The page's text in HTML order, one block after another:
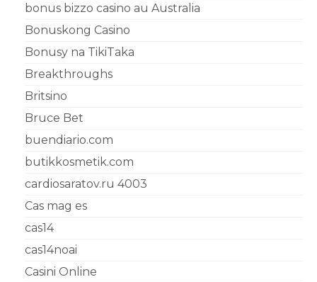
bonus bizzo casino au Australia
Bonuskong Casino
Bonusy na TikiTaka
Breakthroughs
Britsino
Bruce Bet
buendiario.com
butikkosmetik.com
cardiosaratov.ru 4003
Cas mag es
cas14
cas14noai
Casini Online